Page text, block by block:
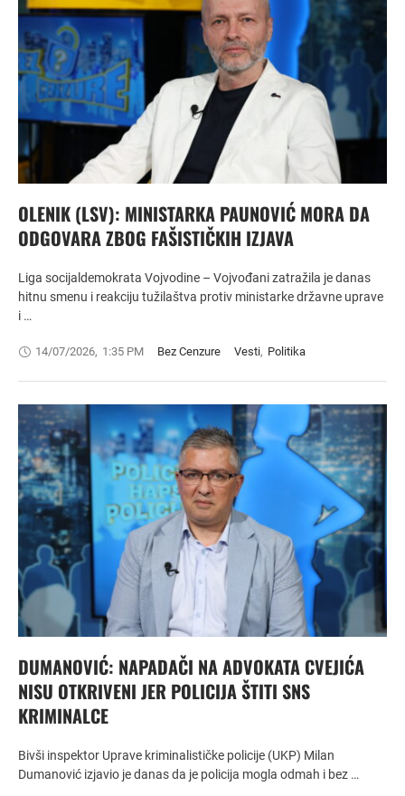
OLENIK (LSV): MINISTARKA PAUNOVIĆ MORA DA
ODGOVARA ZBOG FAŠISTIČKIH IZJAVA
Liga socijaldemokrata Vojvodine – Vojvođani zatražila je danas
hitnu smenu i reakciju tužilaštva protiv ministarke državne uprave
i …
14/07/2026, 1:35 PM Bez Cenzure Vesti, Politika
DUMANOVIĆ: NAPADAČI NA ADVOKATA CVEJIĆA
NISU OTKRIVENI JER POLICIJA ŠTITI SNS
KRIMINALCE
Bivši inspektor Uprave kriminalističke policije (UKP) Milan
Dumanović izjavio je danas da je policija mogla odmah i bez …